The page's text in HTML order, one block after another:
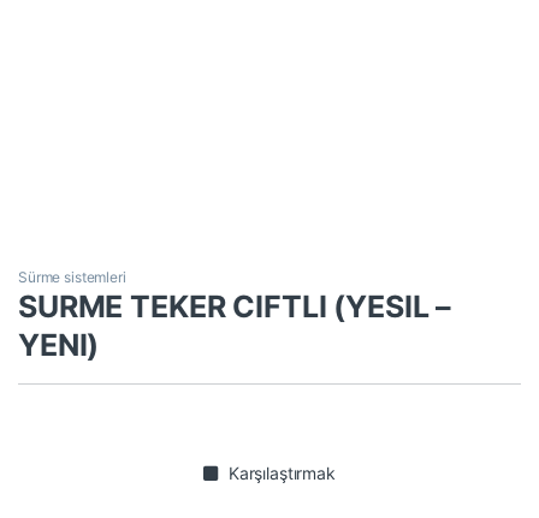
Sürme sistemleri
SURME TEKER CIFTLI (YESIL –
YENI)
Karşılaştırmak